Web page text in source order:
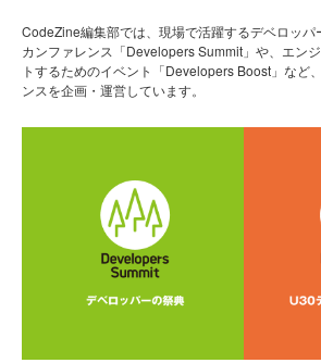
CodeZine編集部では、現場で活躍するデベロッ
カンファレンス「Developers Summit」や、エン
トするためのイベント「Developers Boost」など
ンスを企画・運営しています。